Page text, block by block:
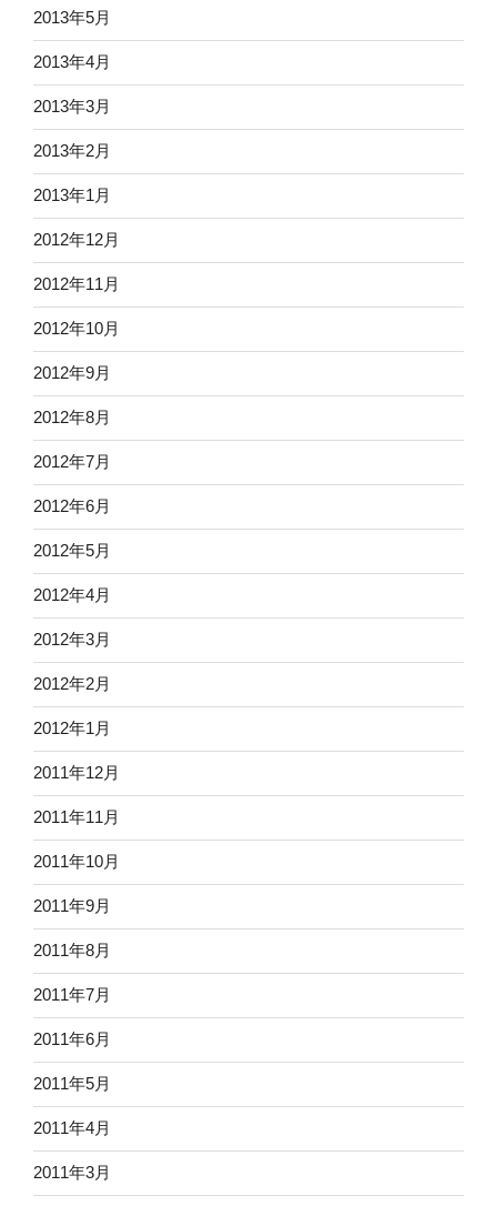
2013年5月
2013年4月
2013年3月
2013年2月
2013年1月
2012年12月
2012年11月
2012年10月
2012年9月
2012年8月
2012年7月
2012年6月
2012年5月
2012年4月
2012年3月
2012年2月
2012年1月
2011年12月
2011年11月
2011年10月
2011年9月
2011年8月
2011年7月
2011年6月
2011年5月
2011年4月
2011年3月